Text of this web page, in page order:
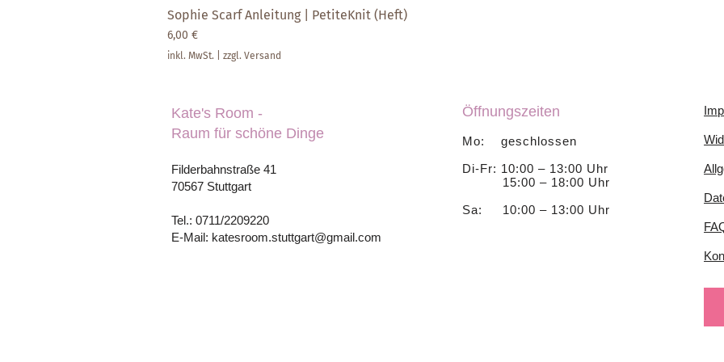
Sophie Scarf Anleitung | PetiteKnit (Heft)
Preis
6,00 €
inkl. MwSt. zzgl. Versand
Kate's Room -
Raum für schöne Dinge
Filderbahnstraße 41
70567 Stuttgart
Tel.: 0711/2209220
E-Mail: katesroom.stuttgart@gmail.com
Öffnungszeiten
Mo: geschlossen
Di-Fr: 10:00 – 13:00 Uhr
15:00 – 18:00 Uhr
Sa: 10:00 – 13:00 Uhr